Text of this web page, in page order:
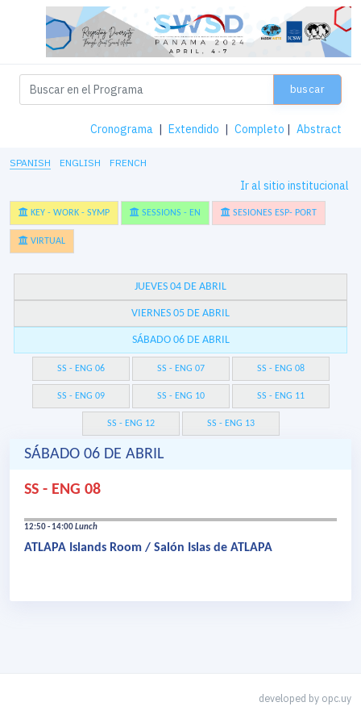
buscar
Cronograma | Extendido | Completo | Abstract
SPANISH ENGLISH FRENCH
Ir al sitio institucional
KEY - WORK - SYMP SESSIONS - EN SESIONES ESP- PORT
VIRTUAL
JUEVES 04 DE ABRIL
VIERNES 05 DE ABRIL
SÁBADO 06 DE ABRIL
SS - ENG 06 SS - ENG 07 SS - ENG 08
SS - ENG 09 SS - ENG 10 SS - ENG 11
SS - ENG 12 SS - ENG 13
SÁBADO 06 DE ABRIL
SS - ENG 08
12:50 - 14:00Lunch
ATLAPA Islands Room / Salón Islas de ATLAPA
developed by opc.uy